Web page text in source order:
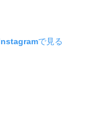
で見る